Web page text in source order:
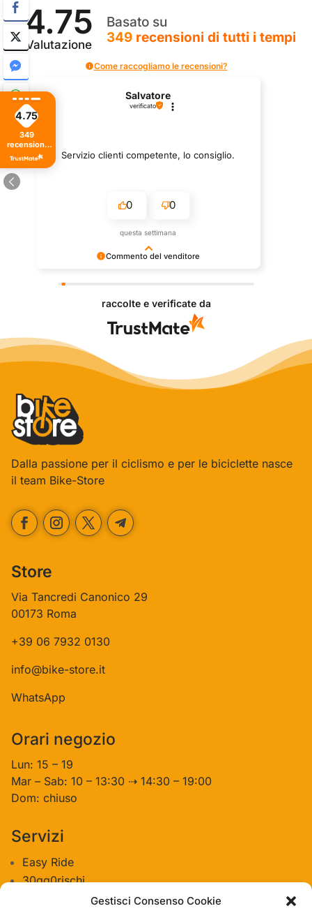
Gestisci Consenso Cookie
4.75
Valutazione
Basato su
349recensioni di tutti i tempi
Come raccogliamo le recensioni?
Commento del venditore
giusto a clienti così fantastici. Grazie
Servizio clienti competente, lo consiglio.
raccolte e verificate da
Dalla passione per il ciclismo e per le biciclette nasce
il team Bike-Store
Store
Via Tancredi Canonico 29
00173 Roma
+39 06 7932 0130
info@bike-store.it
WhatsApp
Orari negozio
Lun: 15 – 19
Mar – Sab: 10 – 13:30 ⇢ 14:30 – 19:00
Dom: chiuso
Servizi
Easy Ride
30gg0rischi
Servizi Officina
4.75
349
recensioni
di tutti i